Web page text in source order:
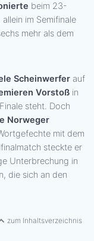
beim 23-
im Semifinale
mehr als dem
Scheinwerfer auf
Vorstoß in
steht. Doch
Norweger
mit dem
steckte er
Unterbrechung in
die sich an den
zum Inhaltsverzeichnis